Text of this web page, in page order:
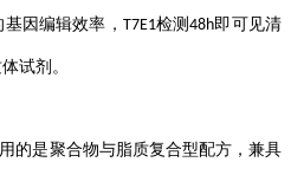
因编辑效率， T7E1检测48h即可见清
试剂。
的是聚合物与脂质复合型配方，兼具